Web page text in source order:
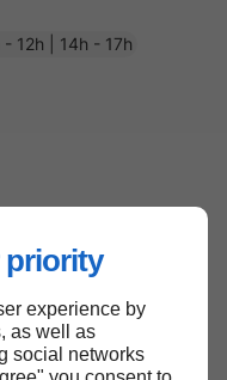
priority
experience by
as well as
social networks
- 12h | 14h - 17h